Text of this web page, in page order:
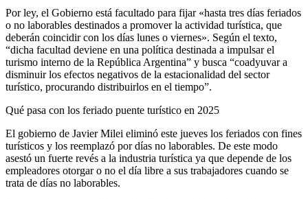
Por ley, el Gobierno está facultado para fijar «hasta tres días feriados
o no laborables destinados a promover la actividad turística, que
deberán coincidir con los días lunes o viernes». Según el texto,
“dicha facultad deviene en una política destinada a impulsar el
turismo interno de la República Argentina” y busca “coadyuvar a
disminuir los efectos negativos de la estacionalidad del sector
turístico, procurando distribuirlos en el tiempo”.
Qué pasa con los feriado puente turístico en 2025
El gobierno de Javier Milei eliminó este jueves los feriados con fines
turísticos y los reemplazó por días no laborables. De este modo
asestó un fuerte revés a la industria turística ya que depende de los
empleadores otorgar o no el día libre a sus trabajadores cuando se
trata de días no laborables.